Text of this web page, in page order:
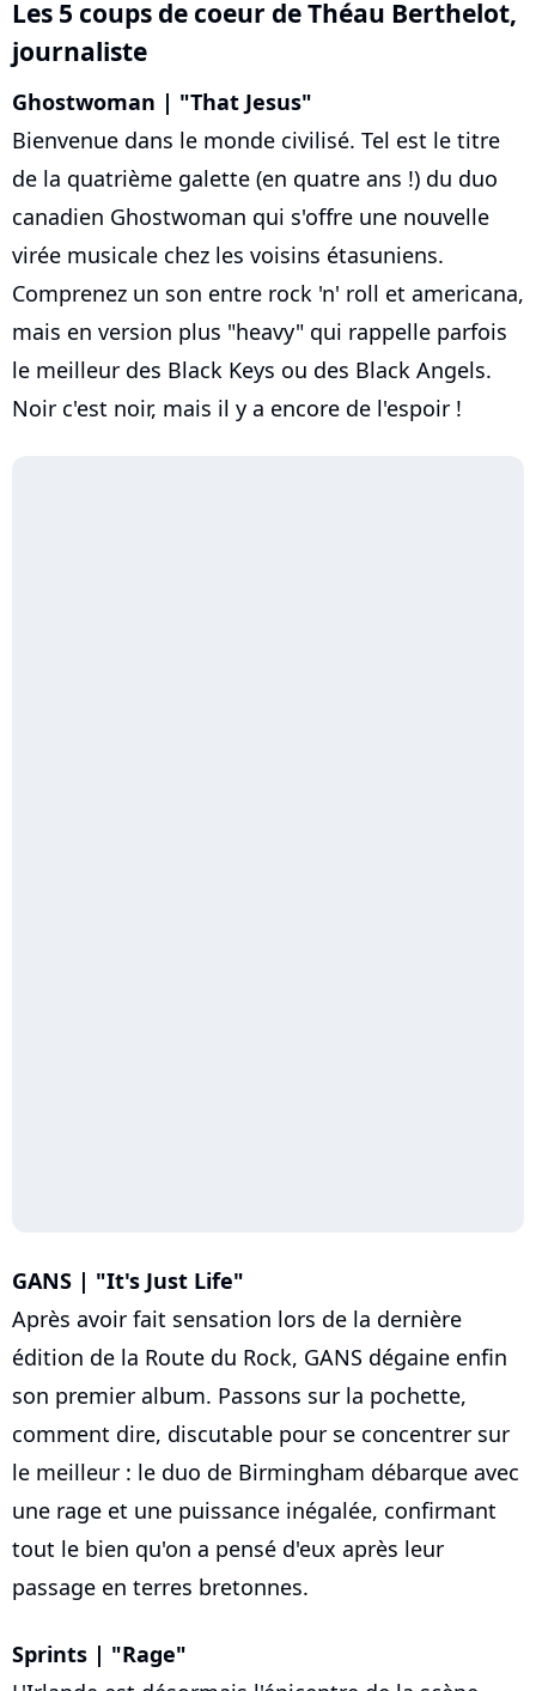
Les 5 coups de coeur deThéau Berthelot,
journaliste
Ghostwoman | "That Jesus"
Bienvenue dans le monde civilisé. Tel est le titre
de la quatrième galette (en quatre ans !) du duo
canadien Ghostwoman qui s'offre une nouvelle
virée musicale chez les voisins étasuniens.
Comprenez un son entre rock 'n' roll et americana,
mais en version plus "heavy" qui rappelle parfois
le meilleur des Black Keys ou des Black Angels.
Noir c'est noir, mais il y a encore de l'espoir !
GANS | "It's Just Life"
Après avoir fait sensation lors de la dernière
édition de la Route du Rock, GANS dégaine enfin
son premier album. Passons sur la pochette,
comment dire, discutable pour se concentrer sur
le meilleur : le duo de Birmingham débarque avec
une rage et une puissance inégalée, confirmant
tout le bien qu'on a pensé d'eux après leur
passage en terres bretonnes.
Sprints | "Rage"